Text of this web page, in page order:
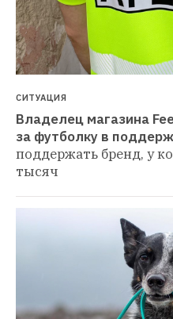
СИТУАЦИЯ
Владелец магазина
за футболку в
поддержать бренд, у
тысяч